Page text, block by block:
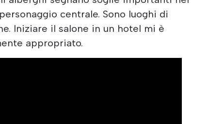
centrale. Sono luoghi di
Iniziare il salone in un hotel mi è
appropriato.